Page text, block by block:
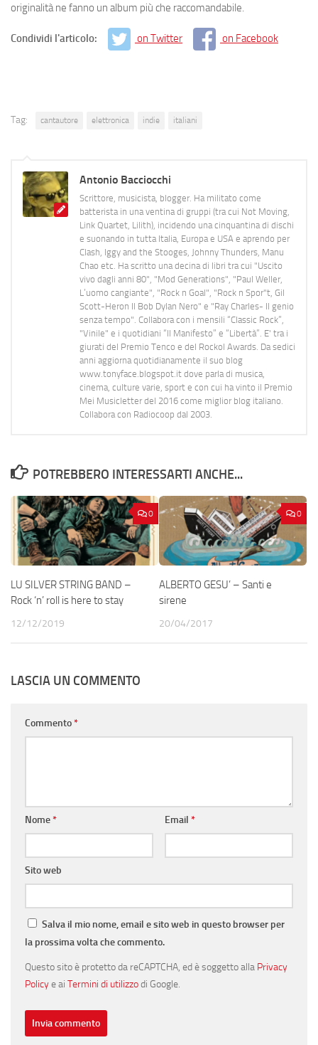
originalità ne fanno un album più che raccomandabile.
Condividi l'articolo: on Twitter on Facebook
Tag: cantautore elettronica indie italiani
Antonio Bacciocchi
Scrittore, musicista, blogger. Ha militato come
batterista in una ventina di gruppi (tra cui Not Moving,
Link Quartet, Lilith), incidendo una cinquantina di dischi
e suonando in tutta Italia, Europa e USA e aprendo per
Clash, Iggy and the Stooges, Johnny Thunders, Manu
Chao etc. Ha scritto una decina di libri tra cui "Uscito
vivo dagli anni 80", "Mod Generations", "Paul Weller,
L’uomo cangiante", "Rock n Goal", "Rock n Spor"t, Gil
Scott-Heron Il Bob Dylan Nero" e "Ray Charles- Il genio
senza tempo". Collabora con i mensili “Classic Rock”,
"Vinile" e i quotidiani “Il Manifesto” e “Libertà”. E' tra i
giurati del Premio Tenco e del Rockol Awards. Da sedici
anni aggiorna quotidianamente il suo blog
www.tonyface.blogspot.it dove parla di musica,
cinema, culture varie, sport e con cui ha vinto il Premio
Mei Musicletter del 2016 come miglior blog italiano.
Collabora con Radiocoop dal 2003.
POTREBBERO INTERESSARTI ANCHE...
0
LU SILVER STRING BAND –
Rock ‘n’ roll is here to stay
12/12/2019
0
ALBERTO GESU’ – Santi e
sirene
20/04/2017
LASCIA UN COMMENTO
Commento*
Nome* Email *
Sito web
Salva il mio nome, email e sito web in questo browser per
la prossima volta che commento.
Questo sito è protetto da reCAPTCHA, ed è soggetto alla Privacy
Policye ai Termini di utilizzodi Google.